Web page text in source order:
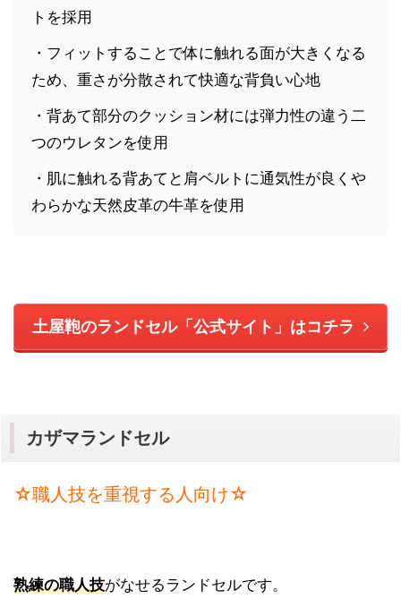
トを採用
・フィットすることで体に触れる面が大きくなる
ため、重さが分散されて快適な背負い心地
・背あて部分のクッション材には弾力性の違う二
つのウレタンを使用
・肌に触れる背あてと肩ベルトに通気性が良くや
わらかな天然皮革の牛革を使用
土屋鞄のランドセル「公式サイト」はコチラ
カザマランドセル
☆職人技を重視する人向け☆
熟練の職人技がなせるランドセルです。